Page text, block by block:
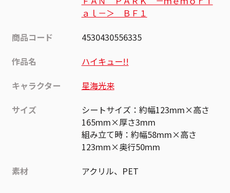
ａｌ－＞ ＢＦ１
商品コード
4530430556335
作品名
ハイキュー!!
キャラクター
星海光来
サイズ
シートサイズ：約幅123mm×高さ
165mm×厚さ3mm
組み立て時：約幅58mm×高さ
123mm×奥行50mm
素材
アクリル、PET